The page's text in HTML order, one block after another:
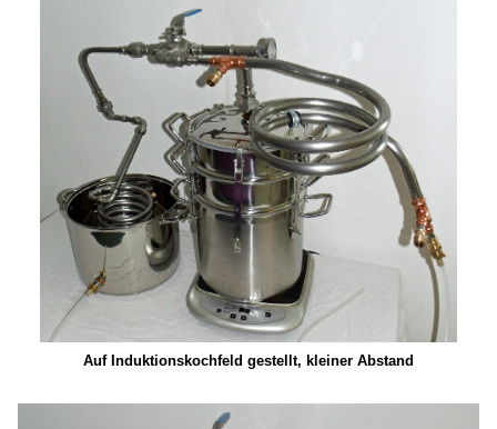
Auf Induktionskochfeld gestellt, kleiner Abstand